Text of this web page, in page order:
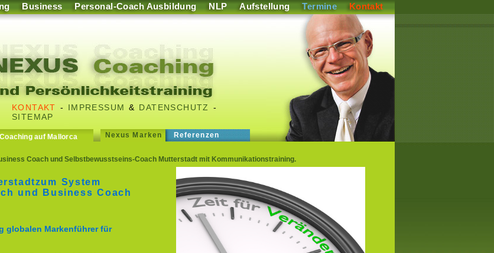
Business Personal-Coach Ausbildung NLP Aufstellung Termine Kontakt
KONTAKT - IMPRESSUM & DATENSCHUTZ
-
SITEMAP
auf Mallorca Nexus Marken Referenzen
Coach und Selbstbewusstseins-Coach Mutterstadt mit Kommunikationstraining.
System
und Business Coach
globalen Markenführer für